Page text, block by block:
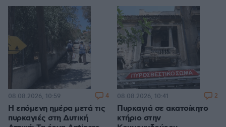
Η επόμενη ημέρα μετά τις
πυρκαγιές στη Δυτική
08.08.2026, 10:59 4
Πυρκαγιά σε ακατοίκητο
κτήριο στην
08.08.2026, 10:41 2